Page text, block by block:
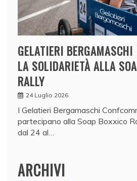
GELATIERI
LA SOLIDARIETÀ ALLA
RALLY
24 Luglio 2026
I Gelatieri Bergamaschi
partecipano alla Soap Boxxico
dal 24 al…
ARCHIVI